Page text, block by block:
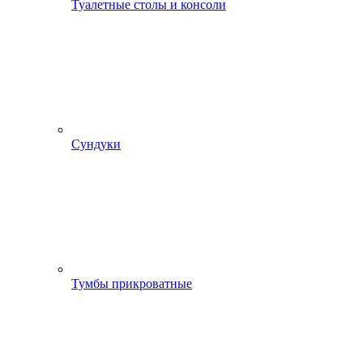
Туалетные столы и консоли
Сундуки
Тумбы прикроватные